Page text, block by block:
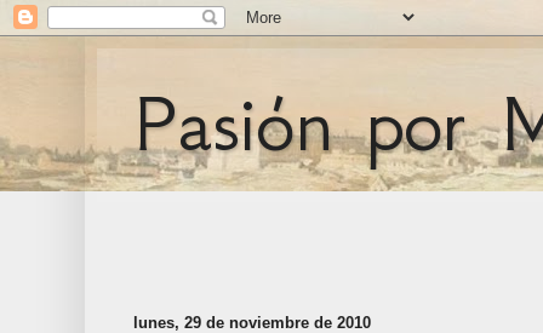
Pasión por
lunes, 29 de noviembre de 2010